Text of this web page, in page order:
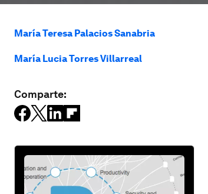
María Teresa Palacios Sanabria
María Lucia Torres Villarreal
Comparte: